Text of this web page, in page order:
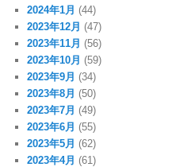
2024年1月 (44)
2023年12月 (47)
2023年11月 (56)
2023年10月 (59)
2023年9月 (34)
2023年8月 (50)
2023年7月 (49)
2023年6月 (55)
2023年5月 (62)
2023年4月 (61)